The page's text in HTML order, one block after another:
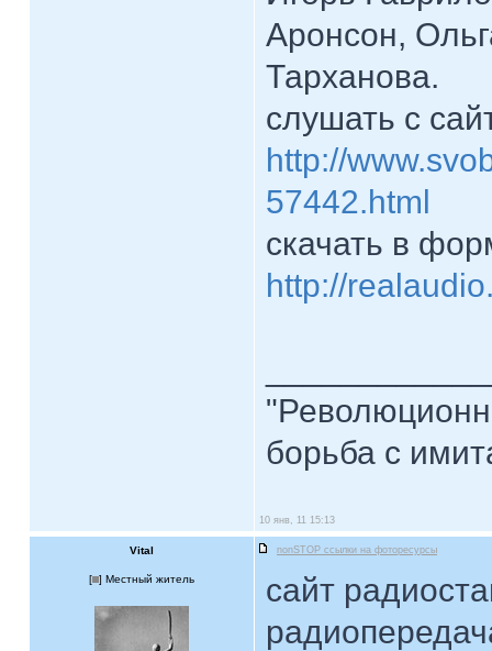
Аронсон,
Тарханова.
слушать с
http://
57442.html
скачать в
http://
борьба с
10 янв, 11 15:13
Vital nonSTOP ссылки на фоторесурсы
[ ] Местный житель
сайт